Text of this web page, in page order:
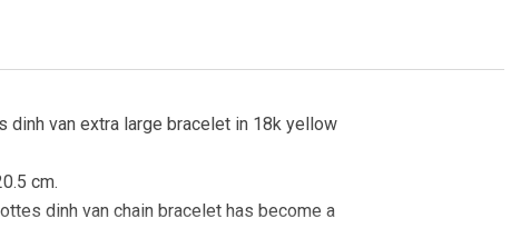
dinh van extra large bracelet in 18k yellow
cm.
dinh van chain bracelet has become a